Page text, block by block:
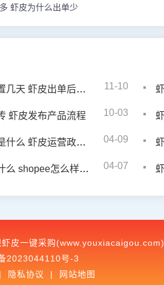
虾皮为什么出单少
虾皮出单后发货流程 11-10
虾皮发布产品流程 10-03
运营政策违反有什么惩罚 04-09
怎么样才能多出单 04-07
皮一键采购(www.youxiacaigou.com)
2023044110号-3
隐私协议 | 网站地图